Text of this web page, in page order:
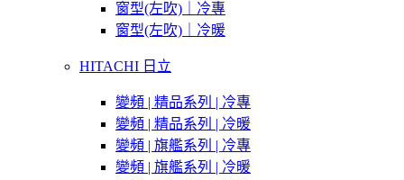
窗型(左吹)｜冷專
窗型(左吹)｜冷暖
HITACHI 日立
變頻 | 精品系列 | 冷專
變頻 | 精品系列 | 冷暖
變頻 | 旗艦系列 | 冷專
變頻 | 旗艦系列 | 冷暖